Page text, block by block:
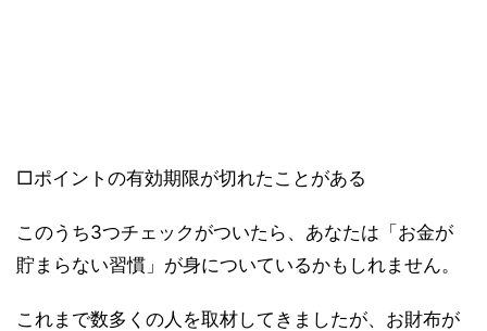
□ポイントの有効期限が切れたことがある
このうち3つチェックがついたら、あなたは「お金が
貯まらない習慣」が身についているかもしれません。
これまで数多くの人を取材してきましたが、お財布が